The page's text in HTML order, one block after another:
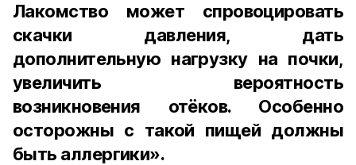
Лакомство может спровоцировать
скачки давления, дать
дополнительную нагрузку на почки,
увеличить вероятность
возникновения отёков. Особенно
осторожны с такой пищей должны
быть аллергики».